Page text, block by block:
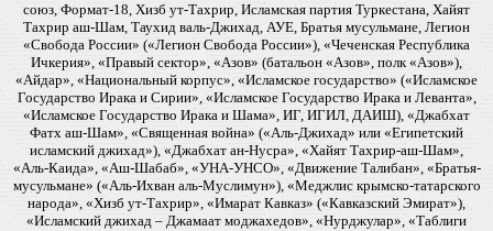
союз, Формат-18, Хизб ут-Тахрир, Исламская партия Туркестана, Хайят
Тахрир аш-Шам, Таухид валь-Джихад, АУЕ, Братья мусульмане, Легион
«Свобода России» («Легион Свобода России»), «Чеченская Республика
Ичкерия», «Правый сектор», «Азов» (батальон «Азов», полк «Азов»),
«Айдар», «Национальный корпус», «Исламское государство» («Исламское
Государство Ирака и Сирии», «Исламское Государство Ирака и Леванта»,
«Исламское Государство Ирака и Шама», ИГ, ИГИЛ, ДАИШ), «Джабхат
Фатх аш-Шам», «Священная война» («Аль-Джихад» или «Египетский
исламский джихад»), «Джабхат ан-Нусра», «Хайят Тахрир-аш-Шам»,
«Аль-Каида», «Аш-Шабаб», «УНА-УНСО», «Движение Талибан», «Братья-
мусульмане» («Аль-Ихван аль-Муслимун»), «Меджлис крымско-татарского
народа», «Хизб ут-Тахрир», «Имарат Кавказ» («Кавказский Эмират»),
«Исламский джихад – Джамаат моджахедов», «Нурджулар», «Таблиги